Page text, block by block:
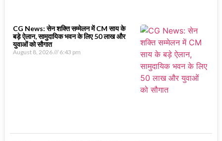
CG News: सेन शक्ति सम्मेलन में CM साय के
बड़े ऐलान, सामुदायिक भवन के लिए 50 लाख और
युवाओं को सौगात
August 8, 2026 6:43 pm